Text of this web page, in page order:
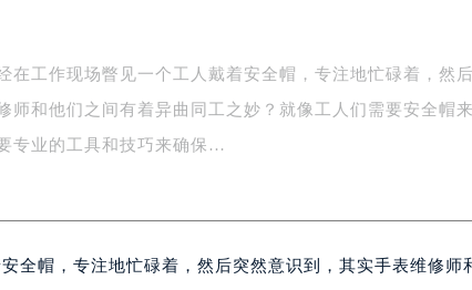
号楼18层1803室（需提前预约）
楼1号楼16层1604室（需提前预约）
东塔写字楼（华润万象城）17层1706室（需提前预约）
写字楼8层805室（需提前预约）
在工作现场瞥见一个工人戴着安全帽，专注地忙碌着，然
师和他们之间有着异曲同工之妙？就像工人们需要安全帽
专业的工具和技巧来确保…
全帽，专注地忙碌着，然后突然意识到，其实手表维修师